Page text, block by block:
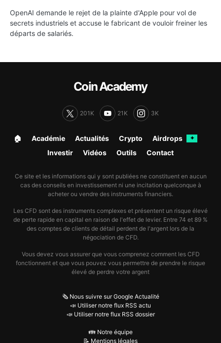
OpenAI demande le rejet de la plainte d'Apple pour vol de
secrets industriels et accuse le fabricant de vouloir freiner les
départs de salariés.
Coin Academy
201K 21K 3K
🏠︎ Académie Actualités Crypto Airdrops ✦
Investir Vidéos Outils Contact
Ce site et les informations qui y sont publiées ne constituent en aucun
cas des conseils en investissement ni une incitation quelconque à
acheter ou vendre des instruments financiers.
Les CFD sont des instruments complexes et présentent un risque élevé
de perte rapide en capital en raison de l'effet de levier. Entre 74 et 89 %
des comptes de clients de détail perdent de l'argent lors de la
négociation de CFD.
Vous devez vous assurer que vous comprenez comment les CFD
fonctionnent et que vous pouvez vous permettre de prendre le risque
élevé de perdre votre argent
🗞️ Nous suivre sur Google Actualité
📣 Utiliser notre flux RSS actu
📣 Utiliser notre flux RSS dossier
👪 Notre équipe
📝 Mentions légales